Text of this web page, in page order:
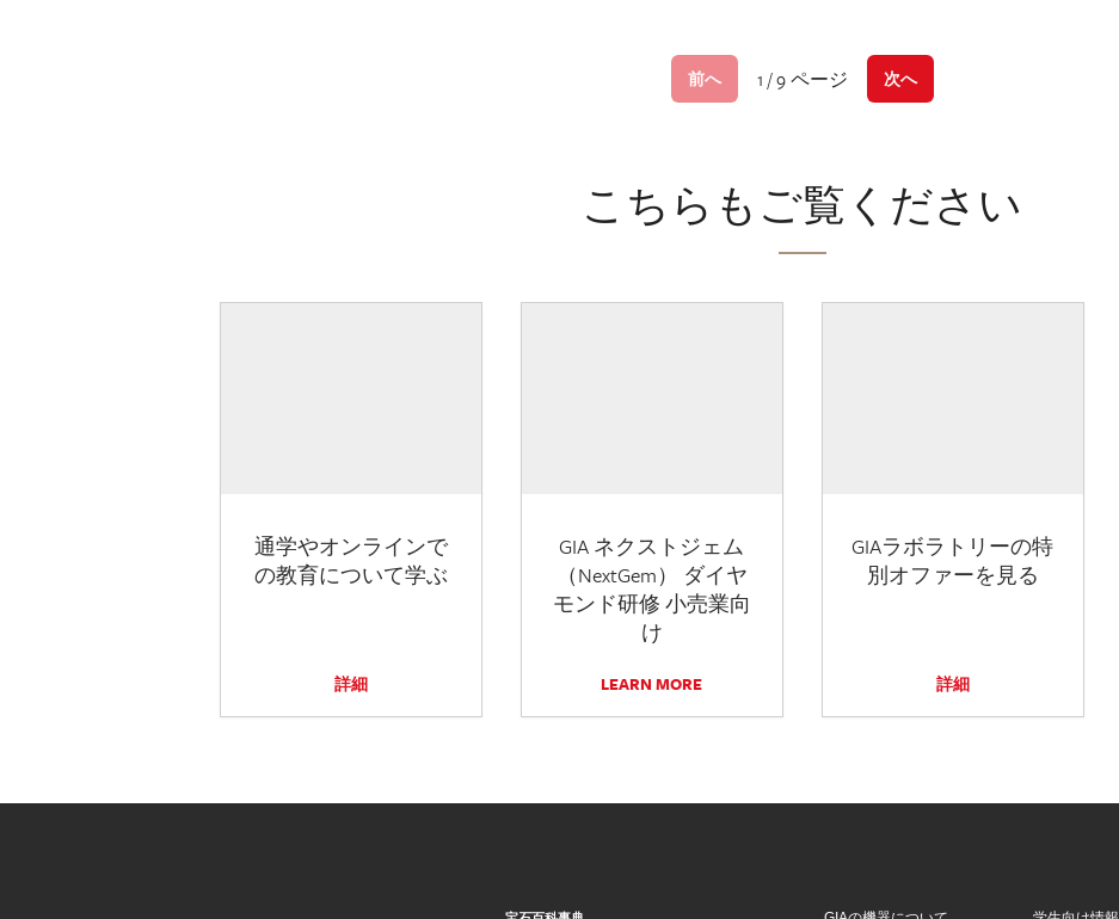
前へ 1 / 9 ページ 次へ
こちらもご覧ください
通学やオンラインで
の教育について学ぶ
詳細
GIA ネクストジェム
（NextGem） ダイヤ
モンド研修 小売業向
け
LEARN MORE
GIAラボラトリーの特
別オファーを見る
詳細